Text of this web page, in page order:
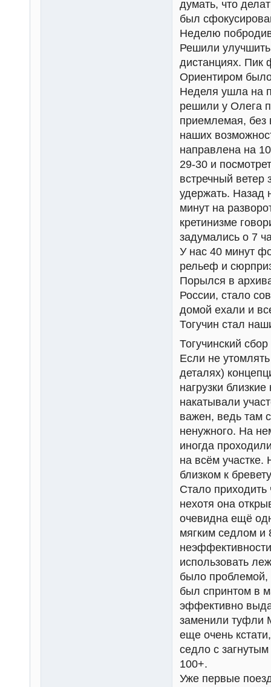
думать, что
был
Неделю
Решили улучшить
дистанциях. Пик
Ориентиром
Неделя ушла на
решили у Олега
приемлемая, без
наших
направлена на
29-30 и
встречный ветер
удержать. Назад
минут на
кретинизме
задумались о 7
У нас 40 минут
рельеф и
Порылся в
России, стало
домой ехали и
Тогучин стал
Тогучинский сбор
Если не
деталях)
нагрузки
накатывали
важен, ведь там
ненужного. На
иногда
на всём участке.
близком к
Стало приходить
нехотя она
очевидна ещё
мягким седлом и
использовать
было проблемой,
был спринтом в
эффективно
заменили туфли
еще очень
седло с
100+.
Уже первые